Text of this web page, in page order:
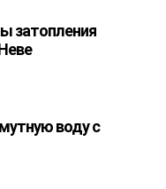
затопления
воду с